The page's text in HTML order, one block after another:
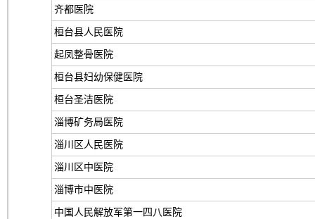
齐都医院
桓台县人民医院
起凤整骨医院
桓台县妇幼保健医院
桓台圣洁医院
淄博矿务局医院
淄川区人民医院
淄川区中医院
淄博市中医院
中国人民解放军第一四八医院